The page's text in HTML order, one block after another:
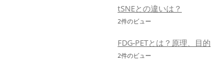
tSNEとの違いは？
2件のビュー
FDG-PETとは？原理、目的
2件のビュー